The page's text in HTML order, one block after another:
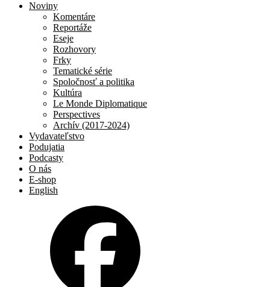
Noviny
Komentáre
Reportáže
Eseje
Rozhovory
Frky
Tematické série
Spoločnosť a politika
Kultúra
Le Monde Diplomatique
Perspectives
Archív (2017-2024)
Vydavateľstvo
Podujatia
Podcasty
O nás
E-shop
English